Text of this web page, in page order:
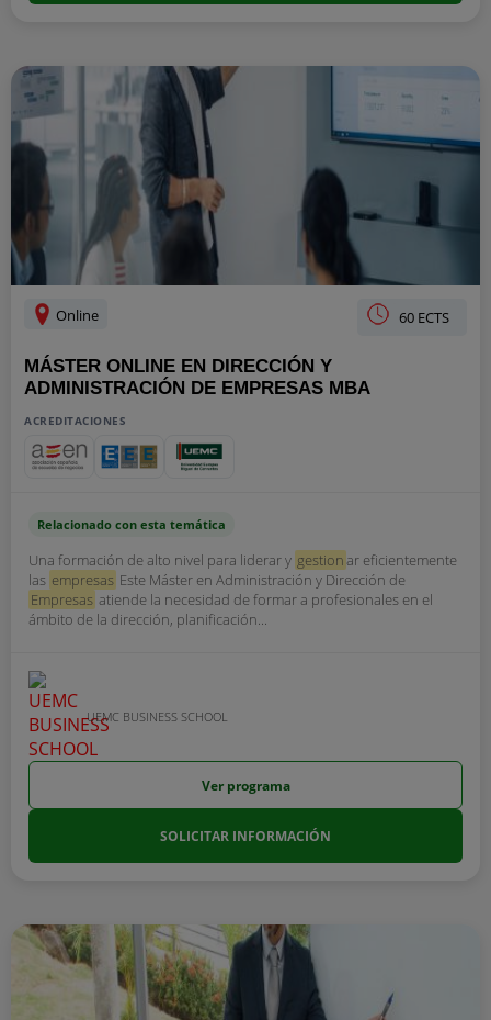
Online 60 ECTS
MÁSTER ONLINE EN DIRECCIÓN Y
ADMINISTRACIÓN DE EMPRESAS MBA
ACREDITACIONES
Relacionado con esta temática
Una formación de alto nivel para liderar y gestionar eficientemente
las empresas Este Máster en Administración y Dirección de
Empresas atiende la necesidad de formar a profesionales en el
ámbito de la dirección, planificación...
UEMC BUSINESS SCHOOL
Ver programa
SOLICITAR INFORMACIÓN